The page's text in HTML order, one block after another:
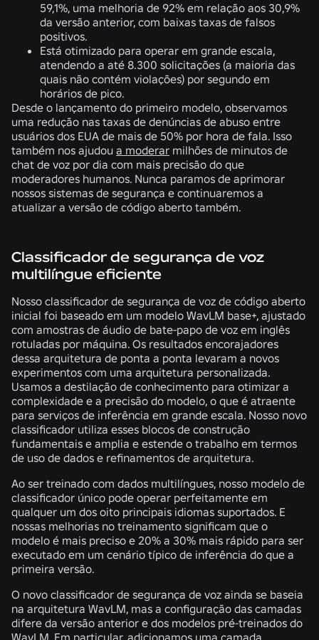
59,1%, uma melhoria de 92% em relação aos 30,9%
da versão anterior, com baixas taxas de falsos
positivos.
Está otimizado para operar em grande escala,
atendendo a até 8.300 solicitações (a maioria das
quais não contém violações) por segundo em
horários de pico.
Desde o lançamento do primeiro modelo, observamos
uma redução nas taxas de denúncias de abuso entre
usuários dos EUA de mais de 50% por hora de fala. Isso
também nos ajudou a moderar milhões de minutos de
chat de voz por dia com mais precisão do que
moderadores humanos. Nunca paramos de aprimorar
nossos sistemas de segurança e continuaremos a
atualizar a versão de código aberto também.
Classificador de segurança de voz
multilíngue eficiente
Nosso classificador de segurança de voz de código aberto
inicial foi baseado em um modelo WavLM base+, ajustado
com amostras de áudio de bate-papo de voz em inglês
rotuladas por máquina. Os resultados encorajadores
dessa arquitetura de ponta a ponta levaram a novos
experimentos com uma arquitetura personalizada.
Usamos a destilação de conhecimento para otimizar a
complexidade e a precisão do modelo, o que é atraente
para serviços de inferência em grande escala. Nosso novo
classificador utiliza esses blocos de construção
fundamentais e amplia e estende o trabalho em termos
de uso de dados e refinamentos de arquitetura.
Ao ser treinado com dados multilíngues, nosso modelo de
classificador único pode operar perfeitamente em
qualquer um dos oito principais idiomas suportados. E
nossas melhorias no treinamento significam que o
modelo é mais preciso e 20% a 30% mais rápido para ser
executado em um cenário típico de inferência do que a
primeira versão.
O novo classificador de segurança de voz ainda se baseia
na arquitetura WavLM, mas a configuração das camadas
difere da versão anterior e dos modelos pré-treinados do
WavLM. Em particular, adicionamos uma camada